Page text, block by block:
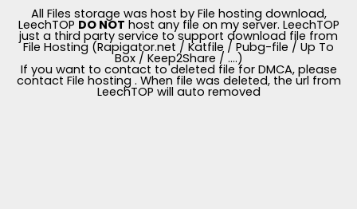
All Files storage was host by File hosting download,
LeechTOP DO NOT host any file on my server. LeechTOP
just a third party service to support download file from
File Hosting (Rapigator.net / Katfile / Pubg-file / Up To
Box / Keep2Share / ....)
If you want to contact to deleted file for DMCA, please
contact File hosting . When file was deleted, the url from
LeechTOP will auto removed